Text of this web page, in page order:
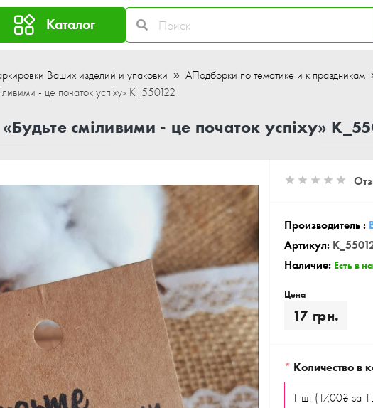
Каталог
Ваших изделий и упаковки АПодборки по тематике и к праздникам
- це початок успіху» K_550122
сміливими - це початок успіху»
Производитель :
Артикул:
Наличие: Есть в
Цена
17 грн.
* Количество в